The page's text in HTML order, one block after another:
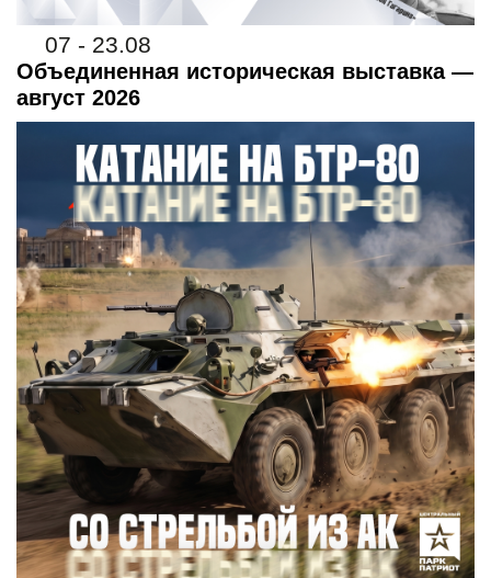
07 - 23.08
Объединенная историческая выставка —
август 2026